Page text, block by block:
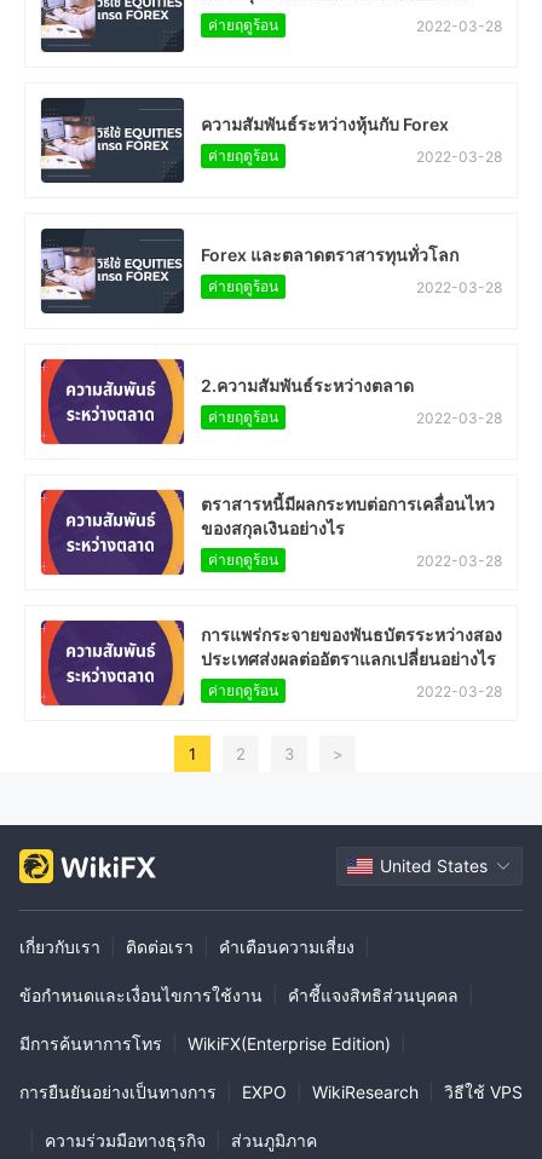
ค่ายฤดูร้อน 2022-03-28
ความสัมพันธ์ระหว่างหุ้นกับ Forex
ค่ายฤดูร้อน 2022-03-28
Forex และตลาดตราสารทุนทั่วโลก
ค่ายฤดูร้อน 2022-03-28
2.ความสัมพันธ์ระหว่างตลาด
ค่ายฤดูร้อน 2022-03-28
ตราสารหนี้มีผลกระทบต่อการเคลื่อนไหว
ของสกุลเงินอย่างไร
ค่ายฤดูร้อน 2022-03-28
การแพร่กระจายของพันธบัตรระหว่างสอง
ประเทศส่งผลต่ออัตราแลกเปลี่ยนอย่างไร
ค่ายฤดูร้อน 2022-03-28
1 2 3 >
United States
เกี่ยวกับเรา ติดต่อเรา คำเตือนความเสี่ยง
ข้อกำหนดและเงื่อนไขการใช้งาน คำชี้แจงสิทธิส่วนบุคคล
มีการค้นหาการโทร WikiFX(Enterprise Edition)
การยืนยันอย่างเป็นทางการ EXPO WikiResearch วิธีใช้ VPS
ความร่วมมือทางธุรกิจ ส่วนภูมิภาค